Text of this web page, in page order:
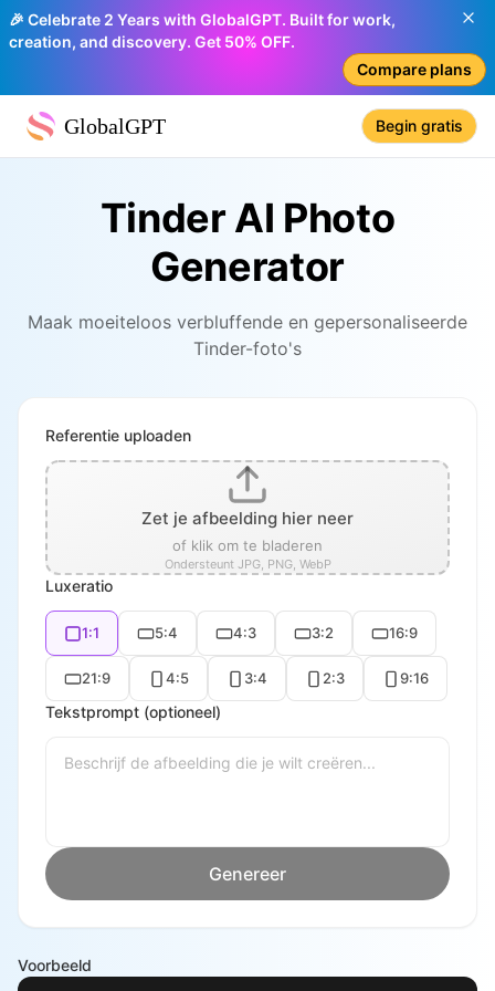
🎉 Celebrate 2 Years with GlobalGPT. Built for work,
creation, and discovery. Get 50% OFF.
Compare plans
GlobalGPT Begin gratis
Tinder AI Photo
Generator
Maak moeiteloos verbluffende en gepersonaliseerde
Tinder-foto's
Referentie uploaden
Zet je afbeelding hier neer
of klik om te bladeren
Ondersteunt JPG, PNG, WebP
Luxeratio
1:1 5:4 4:3 3:2 16:9
21:9 4:5 3:4 2:3 9:16
Tekstprompt (optioneel)
Genereer
Voorbeeld